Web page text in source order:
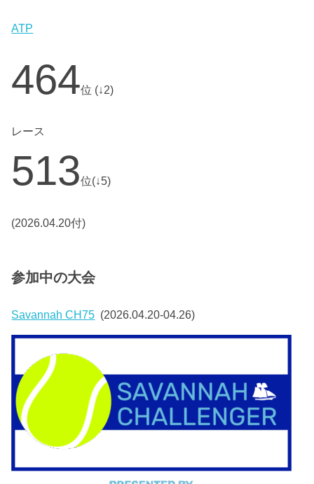
ATP
464位 (↓2)
レース
513位(↓5)
(2026.04.20付)
参加中の大会
Savannah CH75 (2026.04.20-04.26)